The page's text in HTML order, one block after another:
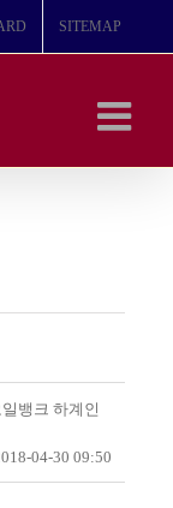
SITEMAP
뱅크 하계인
04-30 09:50